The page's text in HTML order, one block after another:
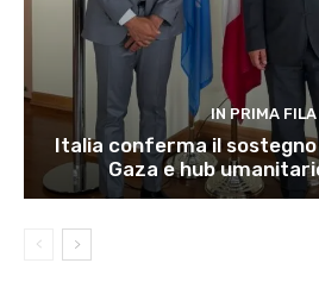
IN PRIMA FILA
Italia conferma il sostegno
Gaza e hub